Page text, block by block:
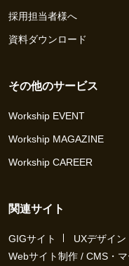
採用担当者様へ
資料ダウンロード
その他のサービス
Workship EVENT
Workship MAGAZINE
Workship CAREER
関連サイト
GIGサイト
UXデザイ
Webサイト制作 / CMS・